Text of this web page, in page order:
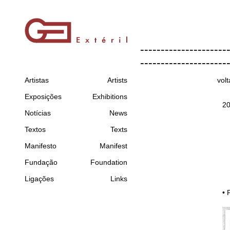
Artistas
Artists
Exposições
Exhibitions
Notícias
News
Textos
Texts
Manifesto
Manifest
Fundação
Foundation
Ligações
Links
•